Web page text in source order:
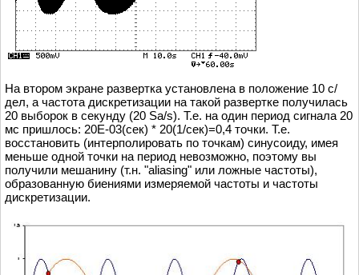
На втором экране развертка установлена в положение 10 с/
дел, а частота дискретизации на такой развертке получилась
20 выборок в секунду (20 Sa/s). Т.е. на один период сигнала 20
мс пришлось: 20Е-03(сек) * 20(1/сек)=0,4 точки. Т.е.
восстановить (интерполировать по точкам) синусоиду, имея
меньше одной точки на период невозможно, поэтому вы
получили мешанину (т.н. "aliasing" или ложные частоты),
образованную биениями измеряемой частоты и частоты
дискретизации.